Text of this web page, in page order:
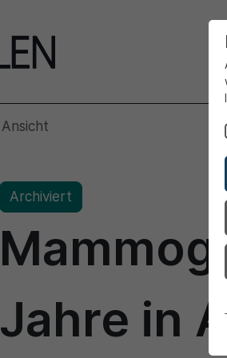
Ansicht
Archiviert
Jahre in